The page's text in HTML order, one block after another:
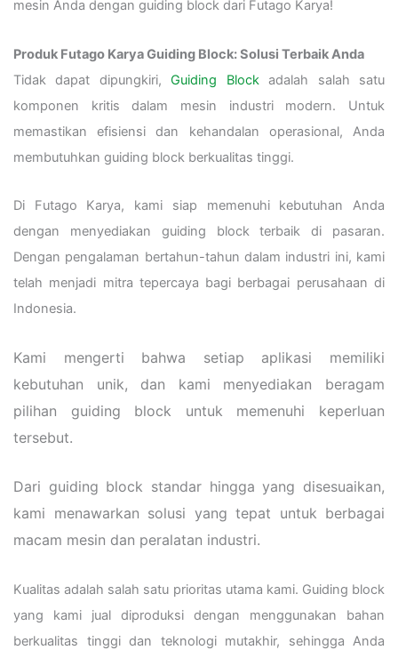
mesin Anda dengan guiding block dari Futago Karya!
Produk Futago Karya Guiding Block: Solusi Terbaik Anda
Tidak dapat dipungkiri,Guiding Blockadalah salah satu
komponen kritis dalam mesin industri modern. Untuk
memastikan efisiensi dan kehandalan operasional, Anda
membutuhkan guiding block berkualitas tinggi.
Di Futago Karya, kami siap memenuhi kebutuhan Anda
dengan menyediakan guiding block terbaik di pasaran.
Dengan pengalaman bertahun-tahun dalam industri ini, kami
telah menjadi mitra tepercaya bagi berbagai perusahaan di
Indonesia.
Kami mengerti bahwa setiap aplikasi memiliki
kebutuhan unik, dan kami menyediakan beragam
pilihan guiding block untuk memenuhi keperluan
tersebut.
Dari guiding block standar hingga yang disesuaikan,
kami menawarkan solusi yang tepat untuk berbagai
macam mesin dan peralatan industri.
Kualitas adalah salah satu prioritas utama kami. Guiding block
yang kami jual diproduksi dengan menggunakan bahan
berkualitas tinggi dan teknologi mutakhir, sehingga Anda